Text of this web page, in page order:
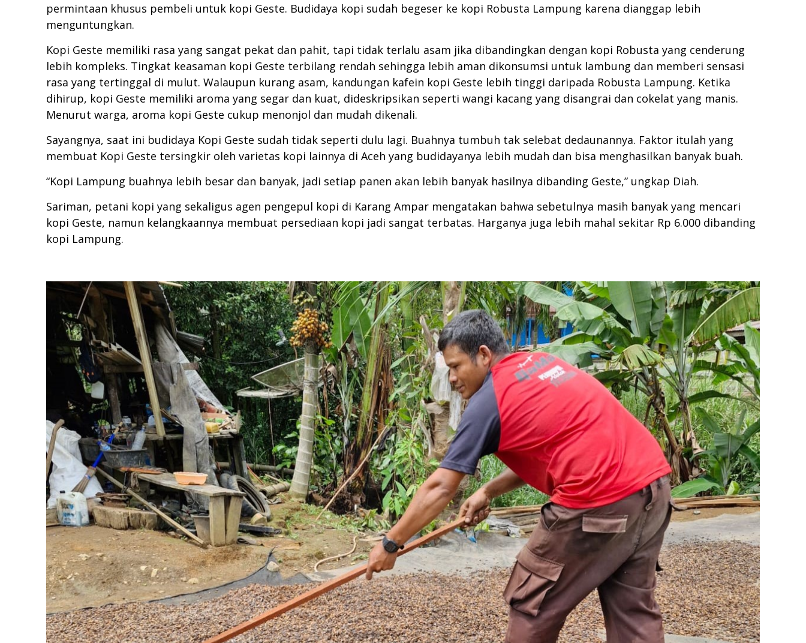
permintaan khusus pembeli untuk kopi Geste. Budidaya kopi sudah begeser ke kopi Robusta Lampung karena dianggap lebih
menguntungkan.
Kopi Geste memiliki rasa yang sangat pekat dan pahit, tapi tidak terlalu asam jika dibandingkan dengan kopi Robusta yang cenderung
lebih kompleks. Tingkat keasaman kopi Geste terbilang rendah sehingga lebih aman dikonsumsi untuk lambung dan memberi sensasi
rasa yang tertinggal di mulut. Walaupun kurang asam, kandungan kafein kopi Geste lebih tinggi daripada Robusta Lampung. Ketika
dihirup, kopi Geste memiliki aroma yang segar dan kuat, dideskripsikan seperti wangi kacang yang disangrai dan cokelat yang manis.
Menurut warga, aroma kopi Geste cukup menonjol dan mudah dikenali.
Sayangnya, saat ini budidaya Kopi Geste sudah tidak seperti dulu lagi. Buahnya tumbuh tak selebat dedaunannya. Faktor itulah yang
membuat Kopi Geste tersingkir oleh varietas kopi lainnya di Aceh yang budidayanya lebih mudah dan bisa menghasilkan banyak buah.
“Kopi Lampung buahnya lebih besar dan banyak, jadi setiap panen akan lebih banyak hasilnya dibanding Geste,” ungkap Diah.
Sariman, petani kopi yang sekaligus agen pengepul kopi di Karang Ampar mengatakan bahwa sebetulnya masih banyak yang mencari
kopi Geste, namun kelangkaannya membuat persediaan kopi jadi sangat terbatas. Harganya juga lebih mahal sekitar Rp 6.000 dibanding
kopi Lampung.